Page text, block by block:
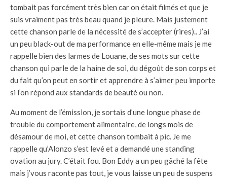
tombait pas forcément très bien car on était filmés et que je
suis vraiment pas très beau quand je pleure. Mais justement
cette chanson parle de la nécessité de s’accepter (rires).. J’ai
un peu black-out de ma performance en elle-même mais je me
rappelle bien des larmes de Louane, de ses mots sur cette
chanson qui parle de la haine de soi, du dégoût de son corps et
du fait qu’on peut en sortir et apprendre à s’aimer peu importe
si l’on répond aux standards de beauté ou non.
Au moment de l’émission, je sortais d’une longue phase de
trouble du comportement alimentaire, de longs mois de
désamour de moi, et cette chanson tombait à pic. Je me
rappelle qu’Alonzo s’est levé et a demandé une standing
ovation au jury. C’était fou. Bon Eddy a un peu gâché la fête
mais j’vous raconte pas tout, je vous laisse un peu de suspens